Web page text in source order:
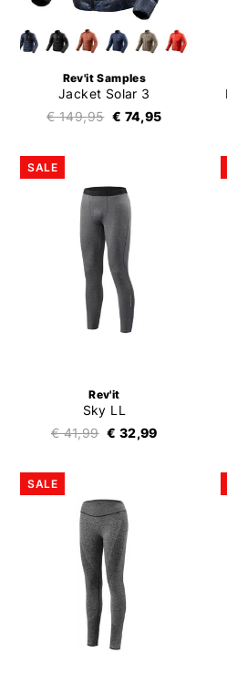
Rev'it Samples
Jacket Solar 3
€ 149,95 € 74,95
SALE
Rev'it
Sky LL
€ 41,99 € 32,99
SALE